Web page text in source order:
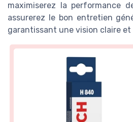
maximiserez la performance
assurerez le bon entretien
garantissant une vision claire et